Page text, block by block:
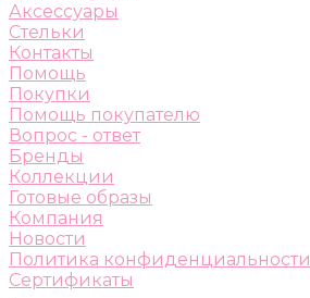
Аксессуары
Стельки
Контакты
Помощь
Покупки
Помощь покупателю
Вопрос - ответ
Бренды
Коллекции
Готовые образы
Компания
Новости
Политика конфиденциальности
Сертификаты